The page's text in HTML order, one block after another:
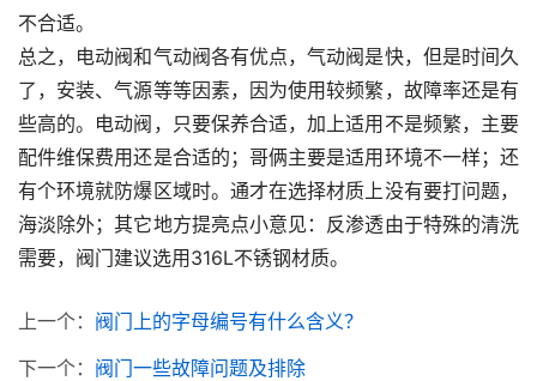
不合适。
总之，电动阀和气动阀各有优点，气动阀是快，但是时间久
了，安装、气源等等因素，因为使用较频繁，故障率还是有
些高的。电动阀，只要保养合适，加上适用不是频繁，主要
配件维保费用还是合适的；哥俩主要是适用环境不一样；还
有个环境就防爆区域时。通才在选择材质上没有要打问题，
海淡除外；其它地方提亮点小意见：反渗透由于特殊的清洗
需要，阀门建议选用316L不锈钢材质。
上一个： 阀门上的字母编号有什么含义？
下一个： 阀门一些故障问题及排除